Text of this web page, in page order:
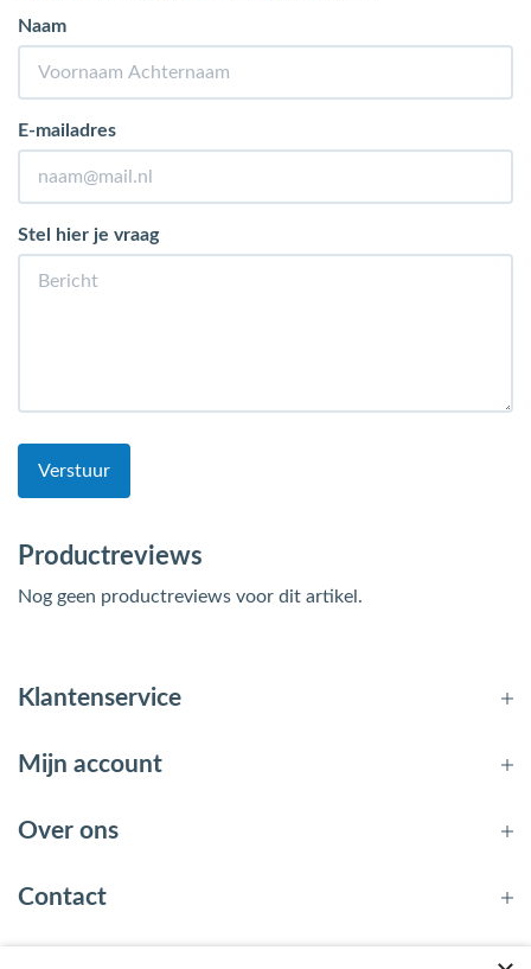
Naam
E-mailadres
Stel hier je vraag
Verstuur
Productreviews
Nog geen productreviews voor dit artikel.
Klantenservice
Mijn account
Over ons
Contact